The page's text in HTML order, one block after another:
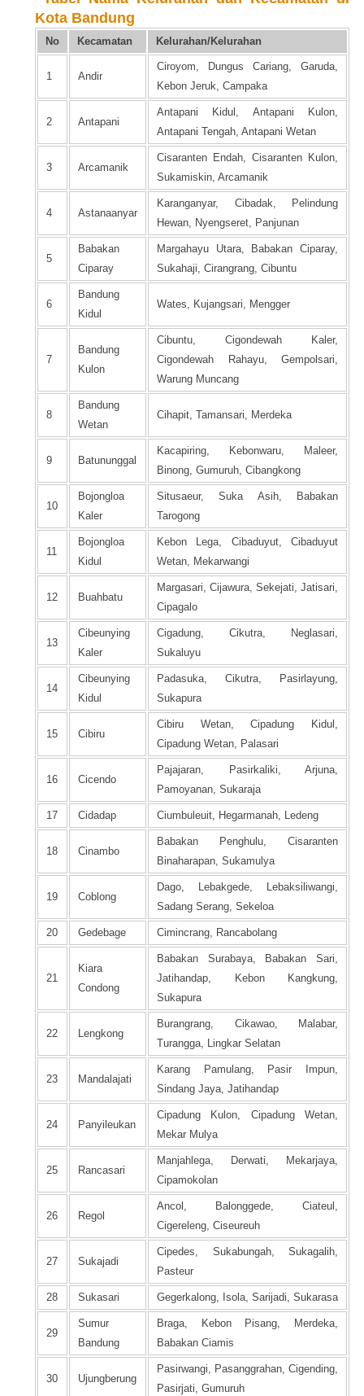
Kota Bandung
No Kecamatan Kelurahan/Kelurahan
1 Andir
Ciroyom, Dungus Cariang, Garuda,
Kebon Jeruk, Campaka
2 Antapani
Antapani Kidul, Antapani Kulon,
Antapani Tengah, Antapani Wetan
3 Arcamanik
Cisaranten Endah, Cisaranten Kulon,
Sukamiskin, Arcamanik
4 Astanaanyar
Karanganyar, Cibadak, Pelindung
Hewan, Nyengseret, Panjunan
5
Babakan
Ciparay
Margahayu Utara, Babakan Ciparay,
Sukahaji, Cirangrang, Cibuntu
6
Bandung
Kidul
Wates, Kujangsari, Mengger
7
Bandung
Kulon
Cibuntu, Cigondewah Kaler,
Cigondewah Rahayu, Gempolsari,
Warung Muncang
8
Bandung
Wetan
Cihapit, Tamansari, Merdeka
9 Batununggal
Kacapiring, Kebonwaru, Maleer,
Binong, Gumuruh, Cibangkong
10
Bojongloa
Kaler
Situsaeur, Suka Asih, Babakan
Tarogong
11
Bojongloa
Kidul
Kebon Lega, Cibaduyut, Cibaduyut
Wetan, Mekarwangi
12 Buahbatu
Margasari, Cijawura, Sekejati, Jatisari,
Cipagalo
13
Cibeunying
Kaler
Cigadung, Cikutra, Neglasari,
Sukaluyu
14
Cibeunying
Kidul
Padasuka, Cikutra, Pasirlayung,
Sukapura
15 Cibiru
Cibiru Wetan, Cipadung Kidul,
Cipadung Wetan, Palasari
16 Cicendo
Pajajaran, Pasirkaliki, Arjuna,
Pamoyanan, Sukaraja
17 Cidadap Ciumbuleuit, Hegarmanah, Ledeng
18 Cinambo
Babakan Penghulu, Cisaranten
Binaharapan, Sukamulya
19 Coblong
Dago, Lebakgede, Lebaksiliwangi,
Sadang Serang, Sekeloa
20 Gedebage Cimincrang, Rancabolang
21
Kiara
Condong
Babakan Surabaya, Babakan Sari,
Jatihandap, Kebon Kangkung,
Sukapura
22 Lengkong
Burangrang, Cikawao, Malabar,
Turangga, Lingkar Selatan
23 Mandalajati
Karang Pamulang, Pasir Impun,
Sindang Jaya, Jatihandap
24 Panyileukan
Cipadung Kulon, Cipadung Wetan,
Mekar Mulya
25 Rancasari
Manjahlega, Derwati, Mekarjaya,
Cipamokolan
26 Regol
Ancol, Balonggede, Ciateul,
Cigereleng, Ciseureuh
27 Sukajadi
Cipedes, Sukabungah, Sukagalih,
Pasteur
28 Sukasari Gegerkalong, Isola, Sarijadi, Sukarasa
29
Sumur
Bandung
Braga, Kebon Pisang, Merdeka,
Babakan Ciamis
30 Ujungberung
Pasirwangi, Pasanggrahan, Cigending,
Pasirjati, Gumuruh